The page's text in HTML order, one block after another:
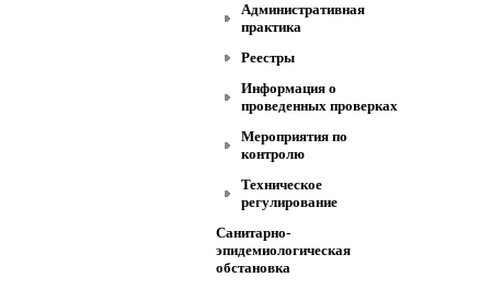
Административная
практика
Реестры
Информация о
проведенных проверках
Мероприятия по
контролю
Техническое
регулирование
Санитарно-
эпидемиологическая
обстановка